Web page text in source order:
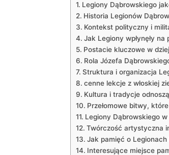
Legiony Dąbrowskiego
Historia Legionów
Kontekst polityczny i
Jak Legiony wpłynęły na
Postacie kluczowe w
Rola Józefa
Struktura i organizacja
cenne lekcje z włoskiej
Kultura i tradycje
Przełomowe bitwy,
Legiony Dąbrowskiego
Twórczość artystyczna
Jak pamięć o Legionach
Interesujące miejsce